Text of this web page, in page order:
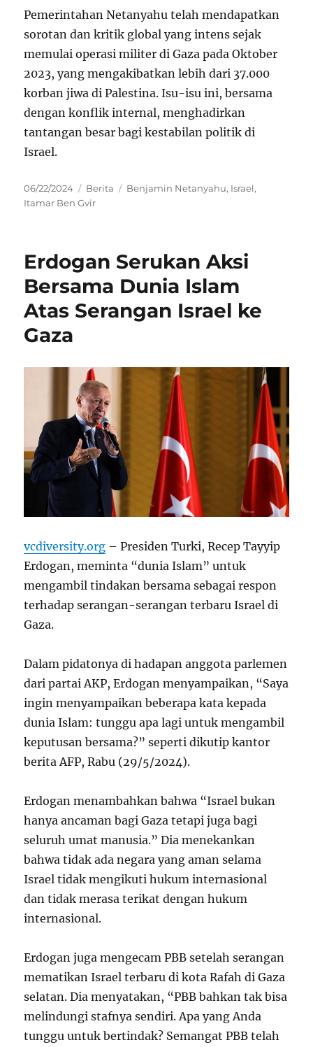
Pemerintahan Netanyahu telah mendapatkan
sorotan dan kritik global yang intens sejak
memulai operasi militer di Gaza pada Oktober
2023, yang mengakibatkan lebih dari 37.000
korban jiwa di Palestina. Isu-isu ini, bersama
dengan konflik internal, menghadirkan
tantangan besar bagi kestabilan politik di
Israel.
Posted
on
06/22/2024 Categories
Berita Tags
Benjamin Netanyahu, Israel,
Itamar Ben Gvir
Erdogan Serukan Aksi
Bersama Dunia Islam
Atas Serangan Israel ke
Gaza
vcdiversity.org – Presiden Turki, Recep Tayyip
Erdogan, meminta “dunia Islam” untuk
mengambil tindakan bersama sebagai respon
terhadap serangan-serangan terbaru Israel di
Gaza.
Dalam pidatonya di hadapan anggota parlemen
dari partai AKP, Erdogan menyampaikan, “Saya
ingin menyampaikan beberapa kata kepada
dunia Islam: tunggu apa lagi untuk mengambil
keputusan bersama?” seperti dikutip kantor
berita AFP, Rabu (29/5/2024).
Erdogan menambahkan bahwa “Israel bukan
hanya ancaman bagi Gaza tetapi juga bagi
seluruh umat manusia.” Dia menekankan
bahwa tidak ada negara yang aman selama
Israel tidak mengikuti hukum internasional
dan tidak merasa terikat dengan hukum
internasional.
Erdogan juga mengecam PBB setelah serangan
mematikan Israel terbaru di kota Rafah di Gaza
selatan. Dia menyatakan, “PBB bahkan tak bisa
melindungi stafnya sendiri. Apa yang Anda
tunggu untuk bertindak? Semangat PBB telah